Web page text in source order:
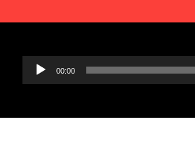
Ljudspelare
00:00